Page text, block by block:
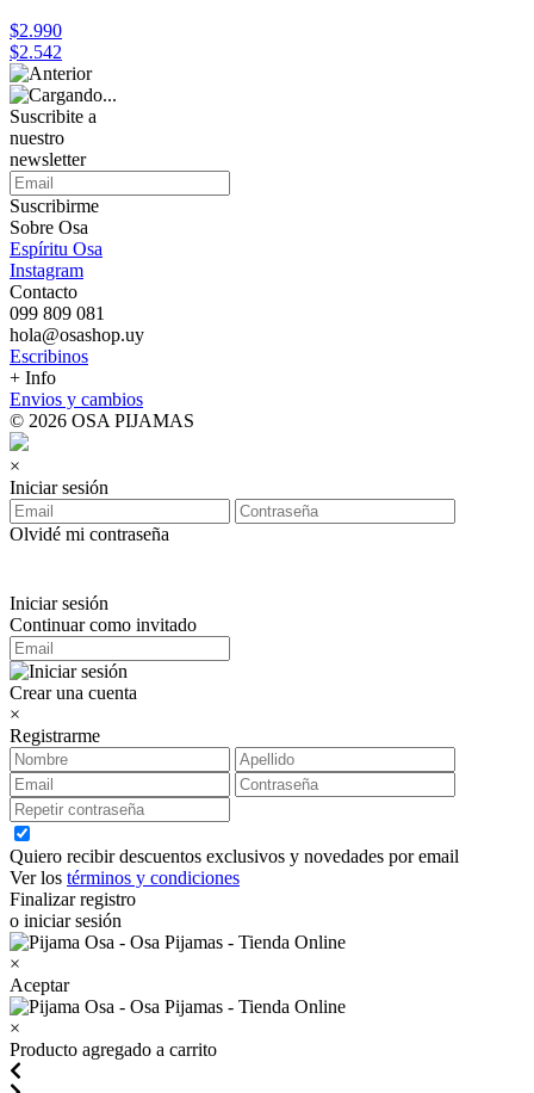
$2.990
$2.542
Suscribite a
nuestro
newsletter
Suscribirme
Sobre Osa
Espíritu Osa
Instagram
Contacto
099 809 081
hola@osashop.uy
Escribinos
+ Info
Envios y cambios
© 2026 OSA PIJAMAS
×
Iniciar sesión
Olvidé mi contraseña
Iniciar sesión
Continuar como invitado
Crear una cuenta
×
Registrarme
Quiero recibir descuentos exclusivos y novedades por email
Ver los términos y condiciones
Finalizar registro
o iniciar sesión
×
Aceptar
×
Producto agregado a carrito